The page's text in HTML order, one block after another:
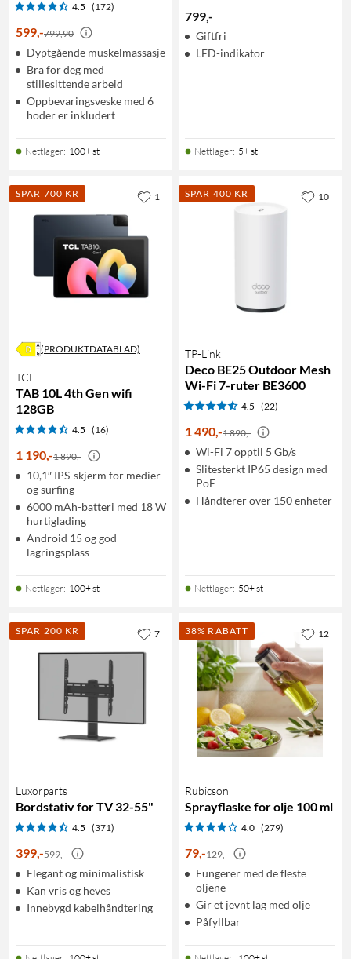
4.5 (172)
599,-799,90
Dyptgående muskelmassasje
Bra for deg med
stillesittende arbeid
Oppbevaringsveske med 6
hoder er inkludert
Nettlager: 100+ st
799,-
Giftfri
LED-indikator
Nettlager: 5+ st
SPAR 700 KR
(PRODUKTDATABLAD)
TCL
TAB 10L 4th Gen wifi
128GB
4.5 (16)
1 190,-1 890,-
10,1″ IPS-skjerm for medier
og surfing
6000 mAh-batteri med 18 W
hurtiglading
Android 15 og god
lagringsplass
Nettlager: 100+ st
1 SPAR 400 KR
TP-Link
Deco BE25 Outdoor Mesh
Wi-Fi 7-ruter BE3600
4.5 (22)
1 490,-1 890,-
Wi-Fi 7 opptil 5 Gb/s
Slitesterkt IP65 design med
PoE
Håndterer over 150 enheter
Nettlager: 50+ st
10
SPAR 200 KR
Luxorparts
Bordstativ for TV 32-55"
4.5 (371)
399,-599,-
Elegant og minimalistisk
Kan vris og heves
Innebygd kabelhåndtering
7 38% RABATT
Rubicson
Sprayflaske for olje 100 ml
4.0 (279)
79,-129,-
Fungerer med de fleste
oljene
Gir et jevnt lag med olje
Påfyllbar
12